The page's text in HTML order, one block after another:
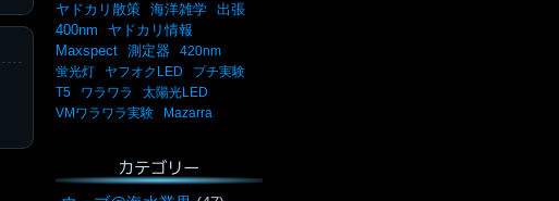
ヤドカリ散策 海洋雑学 出張
400nm
ヤドカリ情報
Maxspect
測定器
420nm
蛍光灯
ヤフオクLED
プチ実験
T5
ワラワラ
太陽光LED
VMワラワラ実験
Mazarra
カテゴリー